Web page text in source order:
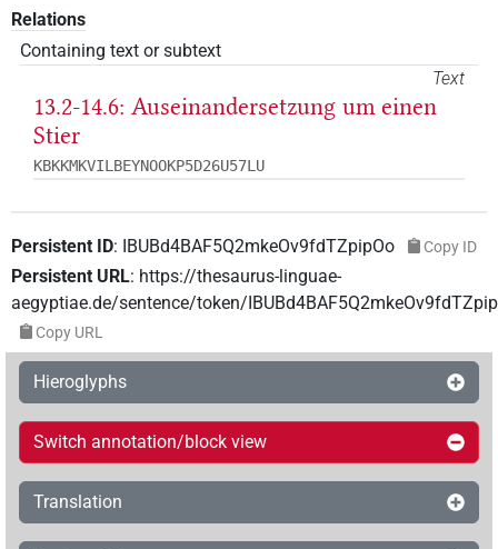
Relations
Containing text or subtext
Text
13.2-14.6: Auseinandersetzung um einen
Stier
KBKKMKVILBEYNOOKP5D26U57LU
Persistent ID: IBUBd4BAF5Q2mkeOv9fdTZpipOo Copy ID
Persistent URL: https://thesaurus-linguae-
aegyptiae.de/sentence/token/
Copy URL
Hieroglyphs
Switch annotation/block view
Translation